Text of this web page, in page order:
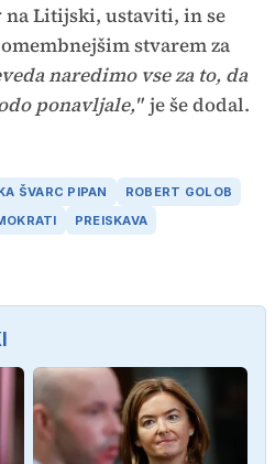
Litijski, ustaviti, in se
stvarem za
naredimo vse za to, da
ponavljale," je še dodal.
ŠVARC PIPAN
ROBERT GOLOB
PREISKAVA